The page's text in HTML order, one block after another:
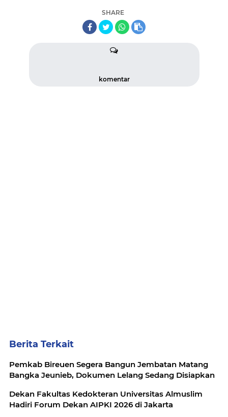
SHARE
komentar
Berita Terkait
Pemkab Bireuen Segera Bangun Jembatan Matang
Bangka Jeunieb, Dokumen Lelang Sedang Disiapkan
Dekan Fakultas Kedokteran Universitas Almuslim
Hadiri Forum Dekan AIPKI 2026 di Jakarta